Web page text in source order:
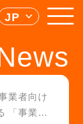
JP
業者向け
「事業者